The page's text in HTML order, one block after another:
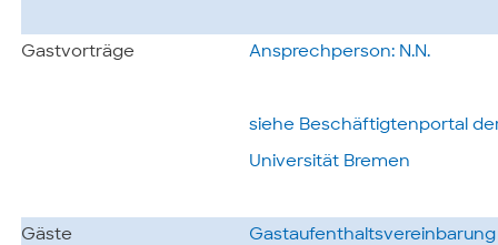
Gastvorträge Ansprechperson: N.N.
siehe Beschäftigtenportal
Universität Bremen
Gäste Gastaufenthaltsvereinbarung